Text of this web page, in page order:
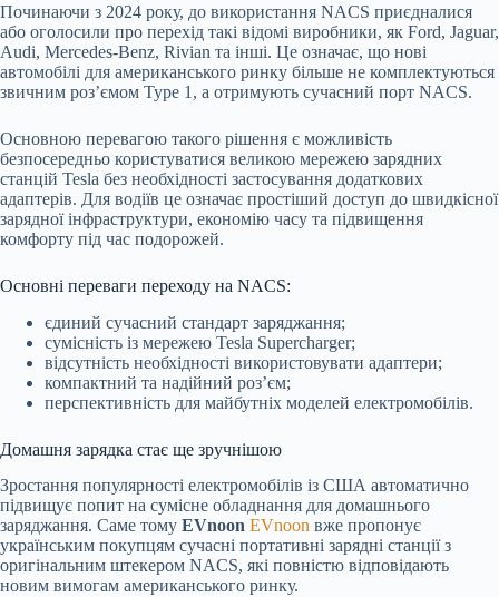
Починаючи з 2024 року, до використання NACS приєдналися
або оголосили про перехід такі відомі виробники, як Ford, Jaguar,
Audi, Mercedes-Benz, Rivian та інші. Це означає, що нові
автомобілі для американського ринку більше не комплектуються
звичним роз’ємом Type 1, а отримують сучасний порт NACS.
Основною перевагою такого рішення є можливість
безпосередньо користуватися великою мережею зарядних
станцій Tesla без необхідності застосування додаткових
адаптерів. Для водіїв це означає простіший доступ до швидкісної
зарядної інфраструктури, економію часу та підвищення
комфорту під час подорожей.
Основні переваги переходу на NACS:
єдиний сучасний стандарт заряджання;
сумісність із мережею Tesla Supercharger;
відсутність необхідності використовувати адаптери;
компактний та надійний роз’єм;
перспективність для майбутніх моделей електромобілів.
Домашня зарядка стає ще зручнішою
Зростання популярності електромобілів із США автоматично
підвищує попит на сумісне обладнання для домашнього
заряджання. Саме тому EVnoon EVnoon вже пропонує
українським покупцям сучасні портативні зарядні станції з
оригінальним штекером NACS, які повністю відповідають
новим вимогам американського ринку.